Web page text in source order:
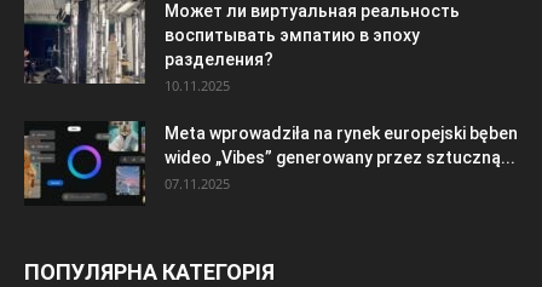
Может ли виртуальная реальность
воспитывать эмпатию в эпоху
разделения?
10.11.2025
Meta wprowadziła na rynek europejski bęben
wideo „Vibes” generowany przez sztuczną...
07.11.2025
ПОПУЛЯРНА КАТЕГОРІЯ